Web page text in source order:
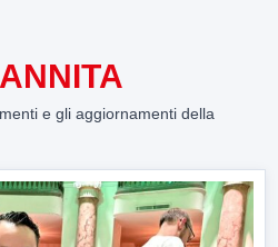
e gli aggiornamenti della